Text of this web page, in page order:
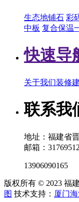
生态地铺石 彩
中板 复合保温
快速导
关于我们装修
联系我
地址：福建省
邮箱：
13906090165
版权所有 © 2023 福
图 技术支持： 厦门